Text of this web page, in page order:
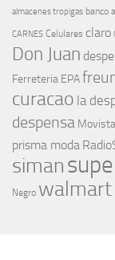
almacenes tropigas banco
CARNES Celulares claro
Don Juan
Ferreteria EPA
curacao la
despensa
prisma moda
siman
Negro walmart